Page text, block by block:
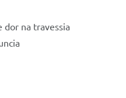
dor na travessia